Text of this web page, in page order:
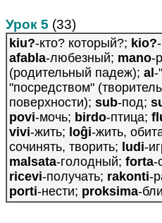
Урок 5 (33)
kiu?-кто? который?; kio?
afabla-любезный; mano-
(родительный падеж); al -
"посредством"
поверхности); sub-под;
povi-мочь; birdo-птица;
vivi-жить; loĝi-жить,
сочинять, творить; ludi-
malsata-голодный; forta-
ricevi-получать; rakonti-
porti-нести; proksima-